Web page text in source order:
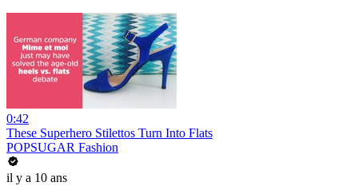
0:42
These Superhero Stilettos Turn Into Flats
POPSUGAR Fashion
il y a 10 ans